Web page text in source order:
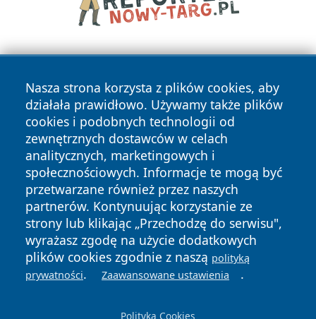
Nasza strona korzysta z plików cookies, aby
działała prawidłowo. Używamy także plików
cookies i podobnych technologii od
zewnętrznych dostawców w celach
analitycznych, marketingowych i
społecznościowych. Informacje te mogą być
przetwarzane również przez naszych
partnerów. Kontynuując korzystanie ze
strony lub klikając „Przechodzę do serwisu",
wyrażasz zgodę na użycie dodatkowych
plików cookies zgodnie z naszą polityką
prywatności. Zaawansowane ustawienia .
Polityka Cookies
Copyright © 2026 wrotachorzowa.pl Wszystkie prawa
zastrzeżone.
News Autorzy
Polityka
Prywatności
Polityka
Cookies